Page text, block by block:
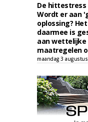
De hittestress
Wordt er aan
oplossing?
daarmee is
aan wettelijke
maatregelen
maandag 3 augustus